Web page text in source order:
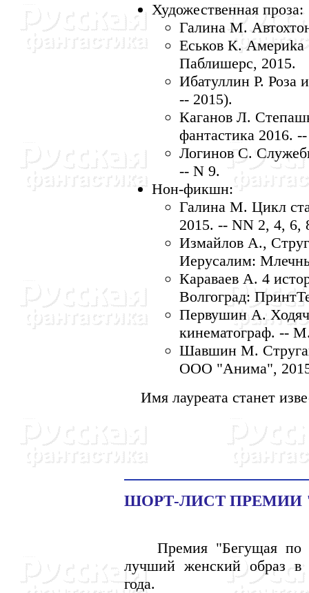
Художественная проза:
Галина М.
Еськов К.
Паблишерс, 2015.
Ибатуллин Р. Роза
-- 2015).
Каганов Л.
фантастика 2016.
Логинов С.
-- N 9.
Нон-фикшн:
Галина М. Цикл
2015. -- NN 2, 4, 6,
Измайлов А.,
Иерусалим:
Караваев А. 4
Волгоград:
Первушин А.
кинематограф. --
Шавшин М.
ООО "Анима",
Имя лауреата станет
ШОРТ-ЛИСТ
Премия "Бегущая по
лучший женский образ в
года.